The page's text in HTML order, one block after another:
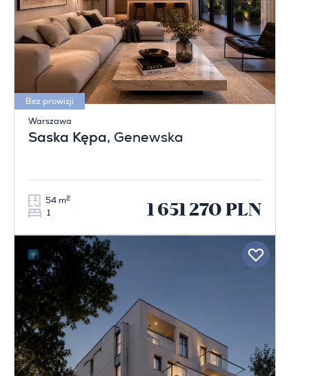
Bez prowizji
Warszawa
Saska Kępa, Genewska
54 m2
1 1 651 270 PLN